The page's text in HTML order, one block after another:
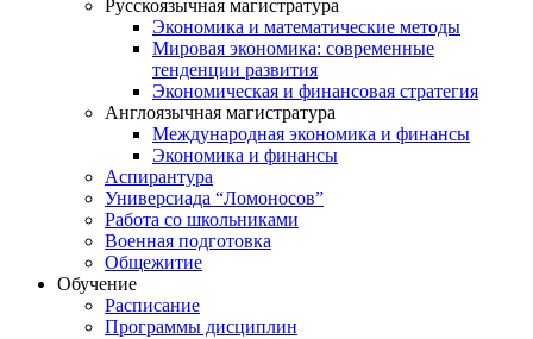
Русскоязычная магистратура
Экономика и математические методы
Мировая экономика: современные
тенденции развития
Экономическая и финансовая стратегия
Англоязычная магистратура
Международная экономика и финансы
Экономика и финансы
Аспирантура
Универсиада “Ломоносов”
Работа со школьниками
Военная подготовка
Общежитие
Обучение
Расписание
Программы дисциплин